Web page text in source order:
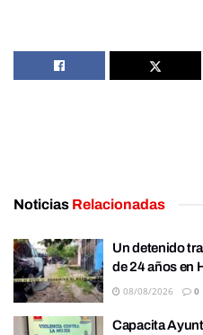
Noticias Relacionadas
Un detenido
de 24 años en
08/08/2026 0
Capacita